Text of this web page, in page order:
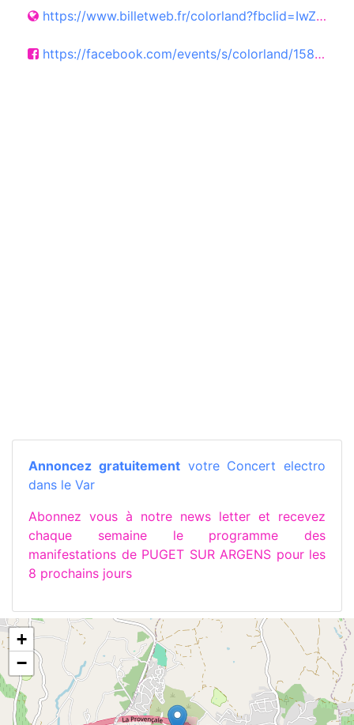
https://www.billetweb.fr/colorland?fbclid=IwZnRzaASstPNleHRuA2FlbQIxMQBzcnRjBmFwcF9pZAo2NjI4NTY4Mzc5AAEegFI-Gg1ZbWmi6LuTtkoj0cv8C6ybXFYFQXN_Ynzk3jZbAJxaYoEUjWetQTI_aem_uzn28rCsAoPw0W3p6n6rnA
https://facebook.com/events/s/colorland/1586996459649683/
Annoncez gratuitementvotre Concert electro
dans le Var
Abonnez vous à notre news letter et recevez
chaque semaine le programme des
manifestations de PUGET SUR ARGENS pour les
8 prochains jours
+
−